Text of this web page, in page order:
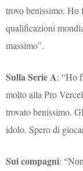
trovo benissimo. Ho
qualificazioni
massimo”.
Sulla Serie A: “Ho
molto alla Pro
trovato benissimo.
idolo. Spero di
Sui compagni: